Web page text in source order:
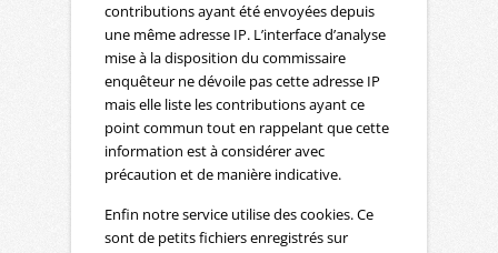
contributions ayant été envoyées depuis
une même adresse IP. L’interface d’analyse
mise à la disposition du commissaire
enquêteur ne dévoile pas cette adresse IP
mais elle liste les contributions ayant ce
point commun tout en rappelant que cette
information est à considérer avec
précaution et de manière indicative.
Enfin notre service utilise des cookies. Ce
sont de petits fichiers enregistrés sur